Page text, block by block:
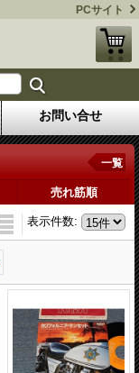
PCサイト
お問い合せ
一覧
売れ筋順
表示件数: